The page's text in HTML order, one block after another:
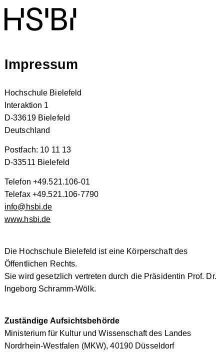
Impressum
Hochschule Bielefeld
Interaktion 1
D-33619 Bielefeld
Deutschland
Postfach: 10 11 13
D-33511 Bielefeld
Telefon +49.521.106-01
Telefax +49.521.106-7790
info@hsbi.de
www.hsbi.de
Die Hochschule Bielefeld ist eine Körperschaft des
Öffentlichen Rechts.
Sie wird gesetzlich vertreten durch die Präsidentin Prof. Dr.
Ingeborg Schramm-Wölk.
Zuständige Aufsichtsbehörde
Ministerium für Kultur und Wissenschaft des Landes
Nordrhein-Westfalen (MKW), 40190 Düsseldorf